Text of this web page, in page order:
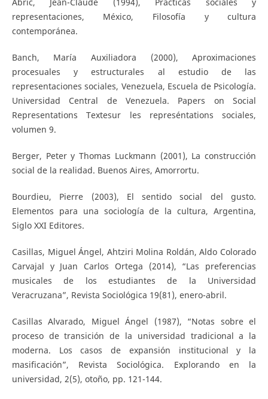
representaciones, México, Filosofía y cultura
contemporánea.
Banch, María Auxiliadora (2000), Aproximaciones
procesuales y estructurales al estudio de las
representaciones sociales, Venezuela, Escuela de Psicología.
Universidad Central de Venezuela. Papers on Social
Representations Textesur les represéntations sociales,
volumen 9.
Berger, Peter y Thomas Luckmann (2001), La construcción
social de la realidad. Buenos Aires, Amorrortu.
Bourdieu, Pierre (2003), El sentido social del gusto.
Elementos para una sociología de la cultura, Argentina,
Siglo XXI Editores.
Casillas, Miguel Ángel, Ahtziri Molina Roldán, Aldo Colorado
Carvajal y Juan Carlos Ortega (2014), “Las preferencias
musicales de los estudiantes de la Universidad
Veracruzana”, Revista Sociológica 19(81), enero-abril.
Casillas Alvarado, Miguel Ángel (1987), “Notas sobre el
proceso de transición de la universidad tradicional a la
moderna. Los casos de expansión institucional y la
masificación”, Revista Sociológica. Explorando en la
universidad, 2(5), otoño, pp. 121-144.